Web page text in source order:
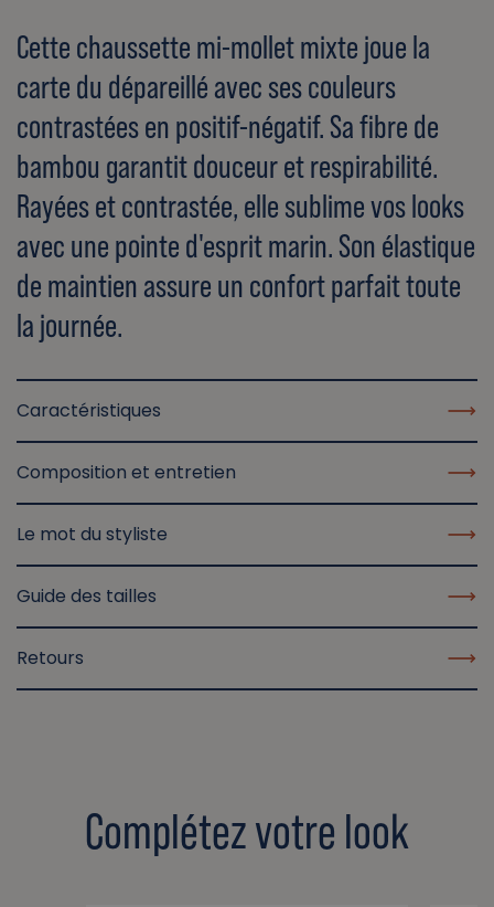
Cette chaussette mi-mollet mixte joue la
carte du dépareillé avec ses couleurs
contrastées en positif-négatif. Sa fibre de
bambou garantit douceur et respirabilité.
Rayées et contrastée, elle sublime vos looks
avec une pointe d'esprit marin. Son élastique
de maintien assure un confort parfait toute
la journée.
Caractéristiques
Composition et entretien
Le mot du styliste
Guide des tailles
Retours
Complétez votre look